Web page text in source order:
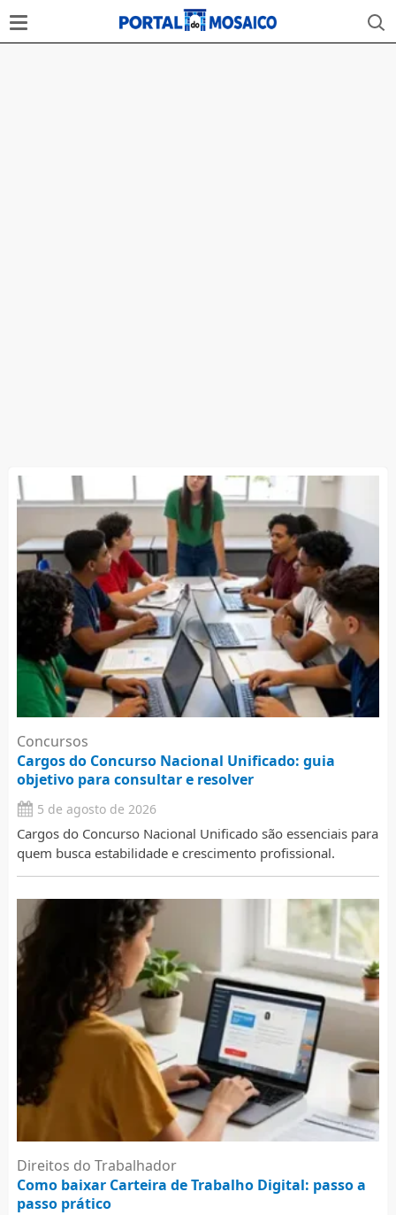
Concursos
Cargos do Concurso Nacional Unificado: guia
objetivo para consultar e resolver
5 de agosto de 2026
Cargos do Concurso Nacional Unificado são essenciais para
quem busca estabilidade e crescimento profissional.
Direitos do Trabalhador
Como baixar Carteira de Trabalho Digital: passo a
passo prático